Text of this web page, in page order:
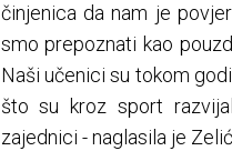
činjenica da nam je
smo prepoznati kao
Naši učenici su tokom
što su kroz sport
zajednici - naglasila je